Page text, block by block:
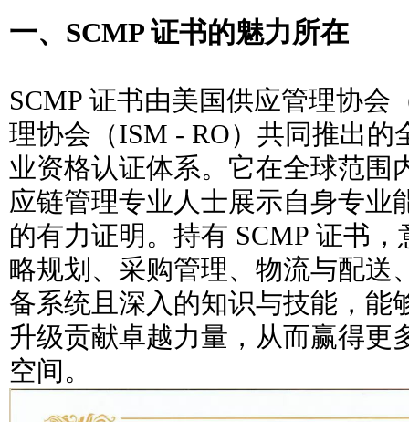
一、SCMP 证书的魅力所在
SCMP 证书由美国供应管理协会
理协会（ISM - RO）共同推出的
业资格认证体系。它在全球范围
应链管理专业人士展示自身专业
的有力证明。持有 SCMP 证书
略规划、采购管理、物流与配送
备系统且深入的知识与技能，能
升级贡献卓越力量，从而赢得更
空间。